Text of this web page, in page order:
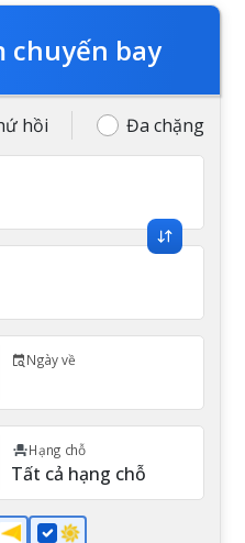
chuyến bay
hồi Đa chặng
Ngày về
Hạng chỗ